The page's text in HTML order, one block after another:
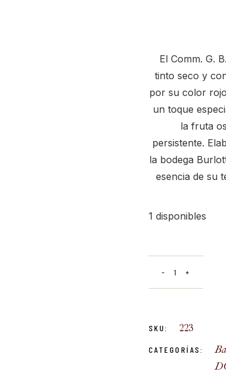
El Comm. G.
tinto seco y
por su color
un toque
la fruta
persistente.
la bodega
esencia de su
1 disponibles
SKU: 223
CATEGORÍAS: